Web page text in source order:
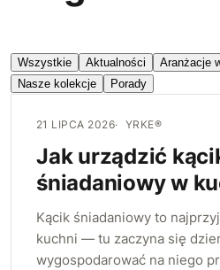
Wszystkie Aktualności Aranżacje
Nasze kolekcje
Porady
21 LIPCA 2026 YRKE®
Jak urządzić
śniadaniowy w
Kącik śniadaniowy to
kuchni — tu zaczyna się
wygospodarować na niego